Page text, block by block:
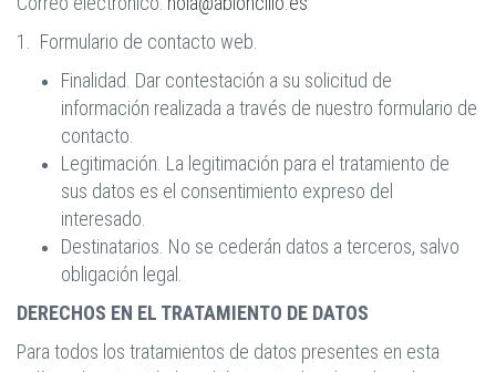
1. Formulario de contacto web.
Finalidad. Dar contestación a su solicitud de
información realizada a través de nuestro formulario de
contacto.
Legitimación. La legitimación para el tratamiento de
sus datos es el consentimiento expreso del
interesado.
Destinatarios. No se cederán datos a terceros, salvo
obligación legal.
DERECHOS EN EL TRATAMIENTO DE DATOS
Para todos los tratamientos de datos presentes en esta